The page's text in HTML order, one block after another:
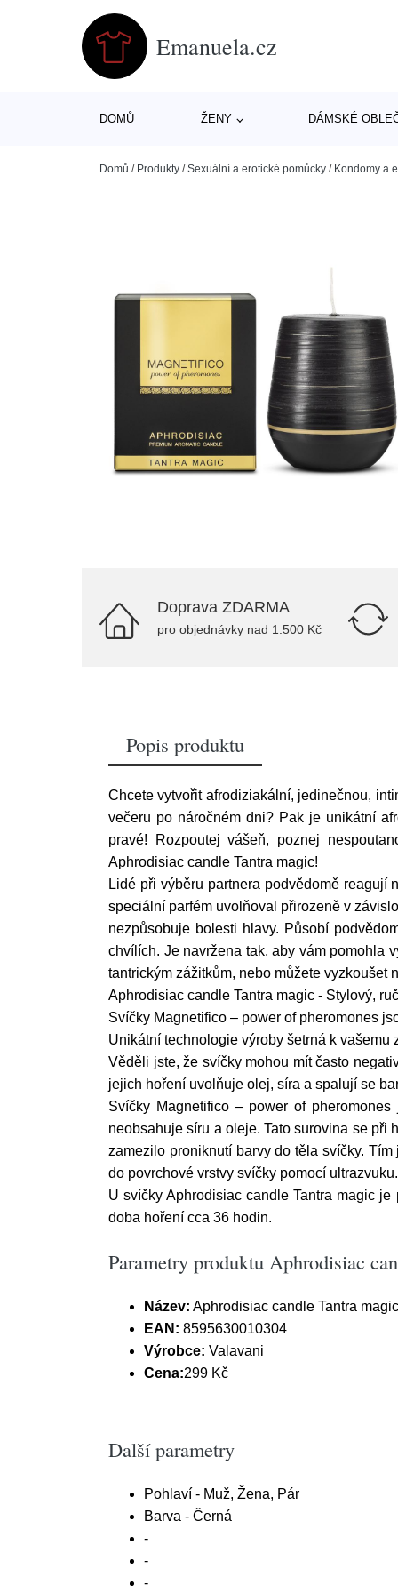
Emanuela.cz
DOMŮ ŽENY DÁMSKÉ
Domů / Produkty /Sexuální a erotické pomůcky / Kondomy a
Doprava ZDARMA
pro objednávky nad 1.500 Kč
Popis produktu
Chcete vytvořit afrodiziakální, jedinečnou,
večeru po náročném dni? Pak je unikátní
pravé! Rozpoutej vášeň, poznej
Aphrodisiac candle Tantra magic!
Lidé při výběru partnera podvědomě reagují
speciální parfém uvolňoval přirozeně v
nezpůsobuje bolesti hlavy. Působí
chvílích. Je navržena tak, aby vám pomohla
tantrickým zážitkům, nebo můžete vyzkoušet
Aphrodisiac candle Tantra magic - Stylový,
Svíčky Magnetifico – power of pheromones
Unikátní technologie výroby šetrná k vašemu
Věděli jste, že svíčky mohou mít často
jejich hoření uvolňuje olej, síra a spalují se
Svíčky Magnetifico – power of
neobsahuje síru a oleje. Tato surovina se při
zamezilo proniknutí barvy do těla svíčky.
do povrchové vrstvy svíčky pomocí
U svíčky Aphrodisiac candle Tantra magic
doba hoření cca 36 hodin.
Parametry produktu Aphrodisiac
Název: Aphrodisiac candle Tantra magic
EAN: 8595630010304
Výrobce: Valavani
Cena:299 Kč
Další parametry
Pohlaví - Muž, Žena, Pár
Barva - Černá
-
-
-